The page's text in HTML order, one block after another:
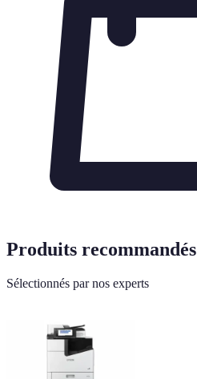
Produits recommandés
Sélectionnés par nos experts